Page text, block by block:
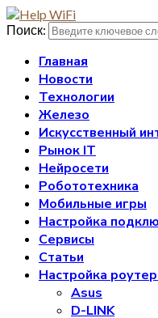
Поиск:
Главная
Новости
Технологии
Железо
Искусственный
Рынок IT
Нейросети
Робототехника
Мобильные игры
Настройка
Сервисы
Статьи
Настройка
Asus
D-LINK